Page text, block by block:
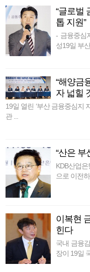
“글로벌
톱 지원”
- 금융중심
성19일 부
“해양금
자 넓힐
19일 열린 ‘부산 금융중심지
관 ...
“산은 부
KDB산업
으로 이전
이복현
힌다
국내 금융
장이 19일